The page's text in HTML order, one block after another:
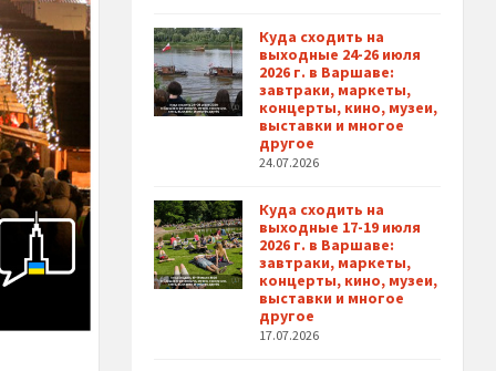
Куда сходить на
выходные 24-26 июля
2026 г. в Варшаве:
завтраки, маркеты,
концерты, кино, музеи,
выставки и многое
другое
24.07.2026
Куда сходить на
выходные 17-19 июля
2026 г. в Варшаве:
завтраки, маркеты,
концерты, кино, музеи,
выставки и многое
другое
17.07.2026